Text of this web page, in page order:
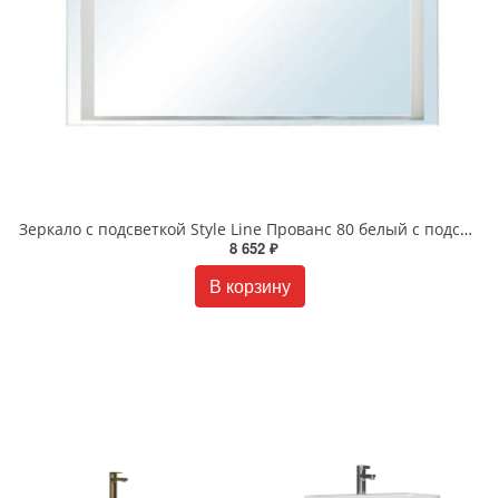
Зеркало с подсветкой Style Line Прованс 80 белый с подсветкой СС-00000445
8 652 ₽
В корзину